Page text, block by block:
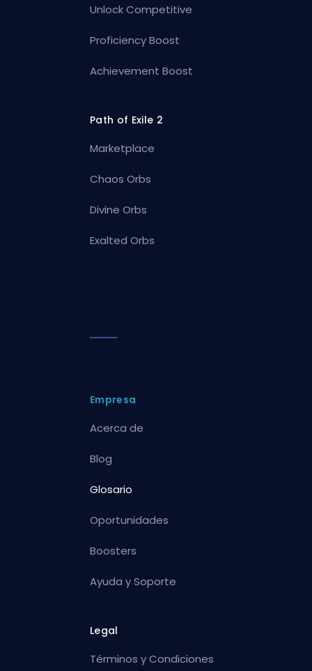
Unlock Competitive
Proficiency Boost
Achievement Boost
Path of Exile 2
Marketplace
Chaos Orbs
Divine Orbs
Exalted Orbs
Empresa
Acerca de
Blog
Glosario
Oportunidades
Boosters
Ayuda y Soporte
Legal
Términos y Condiciones